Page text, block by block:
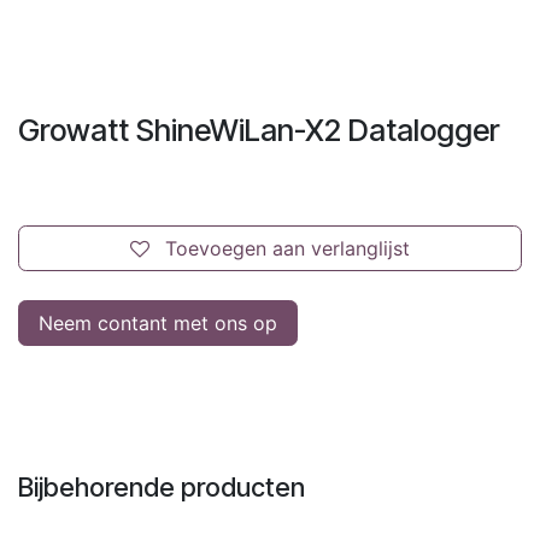
Growatt ShineWiLan-X2 Datalogger
Toevoegen aan verlanglijst
Neem contant met ons op
Bijbehorende producten